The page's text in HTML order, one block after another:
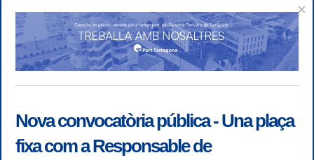
×
Nova convocatòria pública - Una plaça
fixa com a Responsable de